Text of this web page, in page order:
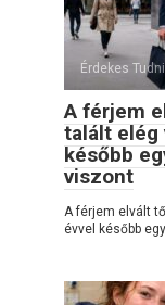
Érdekes Tudni
A férjem
talált elég
később
viszont
A férjem elvált
évvel később